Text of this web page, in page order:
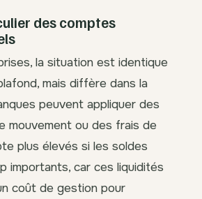
des comptes
la situation est identique
mais diffère dans la
peuvent appliquer des
mouvement ou des frais de
plus élevés si les soldes
importants, car ces liquidités
coût de gestion pour